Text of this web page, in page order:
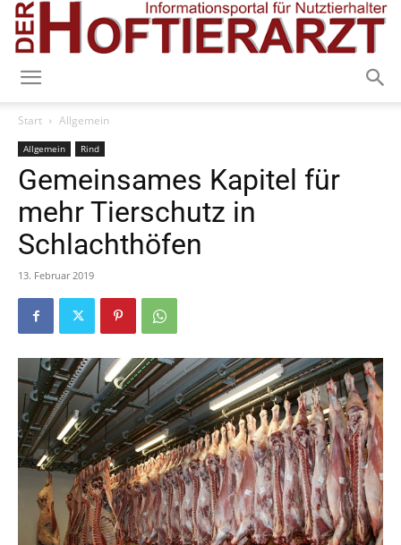
Start Allgemein
Allgemein Rind
Gemeinsames Kapitel für
mehr Tierschutz in
Schlachthöfen
13. Februar 2019